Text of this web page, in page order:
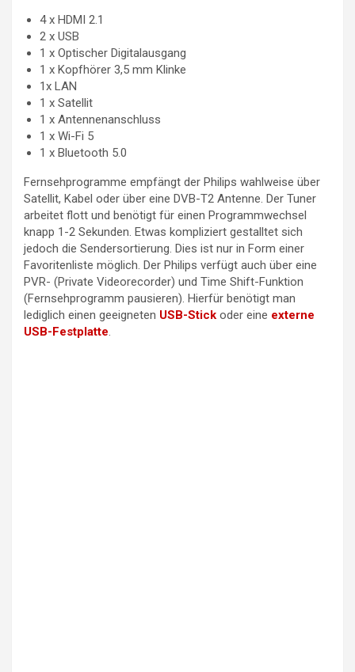
4 x HDMI 2.1
2 x USB
1 x Optischer Digitalausgang
1 x Kopfhörer 3,5 mm Klinke
1x LAN
1 x Satellit
1 x Antennenanschluss
1 x Wi-Fi 5
1 x Bluetooth 5.0
Fernsehprogramme empfängt der Philips wahlweise über
Satellit, Kabel oder über eine DVB-T2 Antenne. Der Tuner
arbeitet flott und benötigt für einen Programmwechsel
knapp 1-2 Sekunden. Etwas kompliziert gestalltet sich
jedoch die Sendersortierung. Dies ist nur in Form einer
Favoritenliste möglich. Der Philips verfügt auch über eine
PVR- (Private Videorecorder) und Time Shift-Funktion
(Fernsehprogramm pausieren). Hierfür benötigt man
lediglich einen geeigneten USB-Stick oder eine externe
USB-Festplatte.